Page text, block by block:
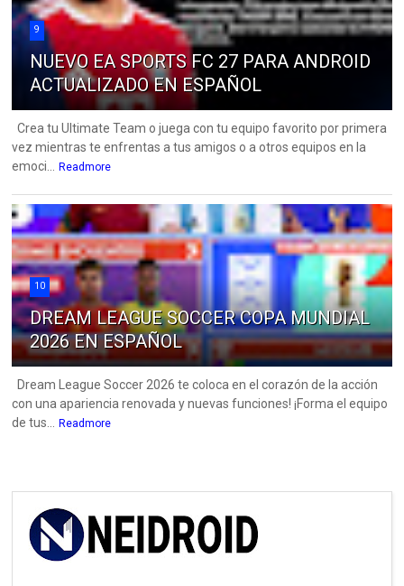
9
NUEVO EA SPORTS FC 27 PARA ANDROID
ACTUALIZADO EN ESPAÑOL
Crea tu Ultimate Team o juega con tu equipo favorito por primera
vez mientras te enfrentas a tus amigos o a otros equipos en la
emoci...
Readmore
10
DREAM LEAGUE SOCCER COPA MUNDIAL
2026 EN ESPAÑOL
Dream League Soccer 2026 te coloca en el corazón de la acción
con una apariencia renovada y nuevas funciones! ¡Forma el equipo
de tus...
Readmore